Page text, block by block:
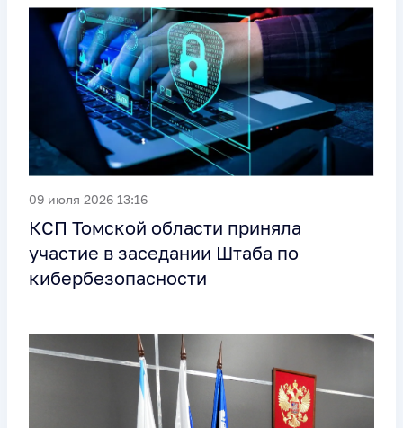
09 июля 2026 13:16
КСП Томской области приняла
участие в заседании Штаба по
кибербезопасности